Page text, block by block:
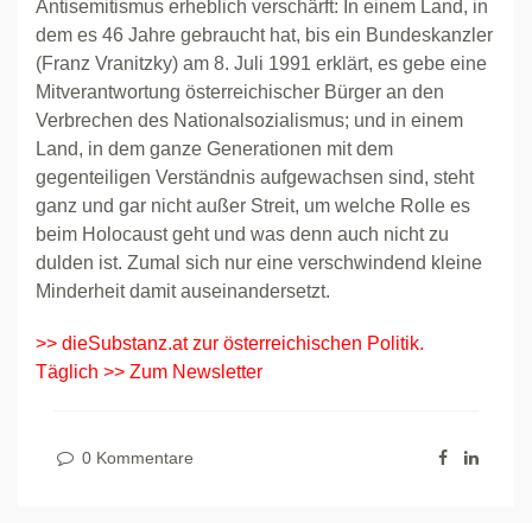
Antisemitismus erheblich verschärft: In einem Land, in
dem es 46 Jahre gebraucht hat, bis ein Bundeskanzler
(Franz Vranitzky) am 8. Juli 1991 erklärt, es gebe eine
Mitverantwortung österreichischer Bürger an den
Verbrechen des Nationalsozialismus; und in einem
Land, in dem ganze Generationen mit dem
gegenteiligen Verständnis aufgewachsen sind, steht
ganz und gar nicht außer Streit, um welche Rolle es
beim Holocaust geht und was denn auch nicht zu
dulden ist. Zumal sich nur eine verschwindend kleine
Minderheit damit auseinandersetzt.
>> dieSubstanz.at zur österreichischen Politik.
Täglich >> Zum Newsletter
0 Kommentare